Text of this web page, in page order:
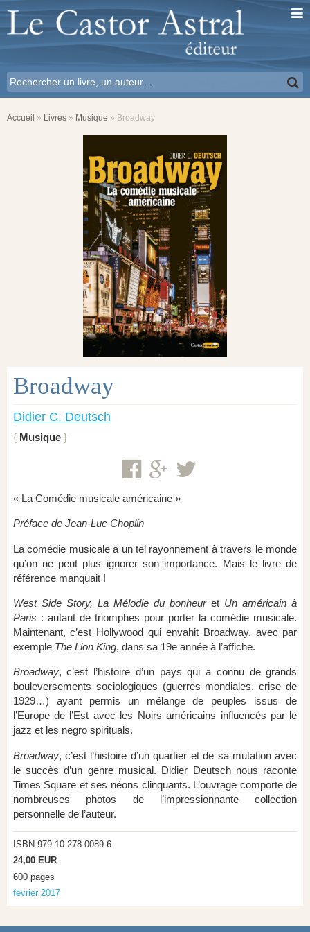
Accueil » Livres » Musique » Broadway
Broadway
Didier C. Deutsch
Musique
« La Comédie musicale américaine »
Préface de Jean-Luc Choplin
La comédie musicale a un tel rayonnement à travers le monde
qu’on ne peut plus ignorer son importance. Mais le livre de
référence manquait !
West Side Story, La Mélodie du bonheuret Un américain à
Paris : autant de triomphes pour porter la comédie musicale.
Maintenant, c’est Hollywood qui envahit Broadway, avec par
exemple The Lion King, dans sa 19e année à l’affiche.
Broadway, c’est l’histoire d’un pays qui a connu de grands
bouleversements sociologiques (guerres mondiales, crise de
1929…) ayant permis un mélange de peuples issus de
l’Europe de l’Est avec les Noirs américains influencés par le
jazz et les negro spirituals.
Broadway, c’est l’histoire d’un quartier et de sa mutation avec
le succès d’un genre musical. Didier Deutsch nous raconte
Times Square et ses néons clinquants. L’ouvrage comporte de
nombreuses photos de l’impressionnante collection
personnelle de l’auteur.
ISBN 979-10-278-0089-6
24,00 EUR
600 pages
février 2017